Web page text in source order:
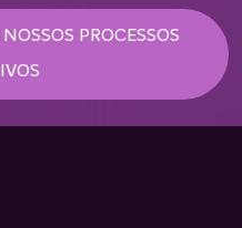
PROCESSOS